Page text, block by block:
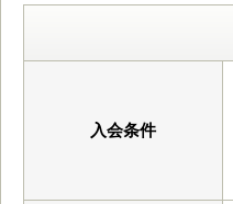
入会条件